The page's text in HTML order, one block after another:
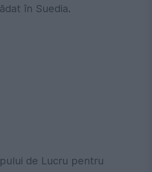
în Suedia.
de Lucru pentru